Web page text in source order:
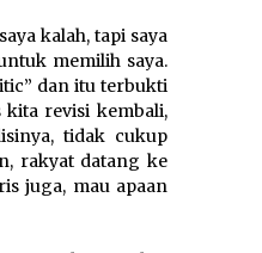
kalah, tapi saya
memilih saya.
dan itu terbukti
revisi kembali,
tidak cukup
rakyat datang ke
juga, mau apaan